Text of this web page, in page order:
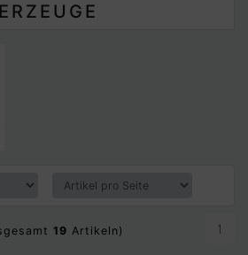
19 Artikeln) 1